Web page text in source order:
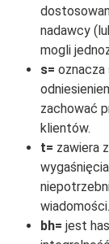
nadawcy
mogli
s= oznacza
zachować
klientów.
t= zawiera
wiadomości.
bh= jest